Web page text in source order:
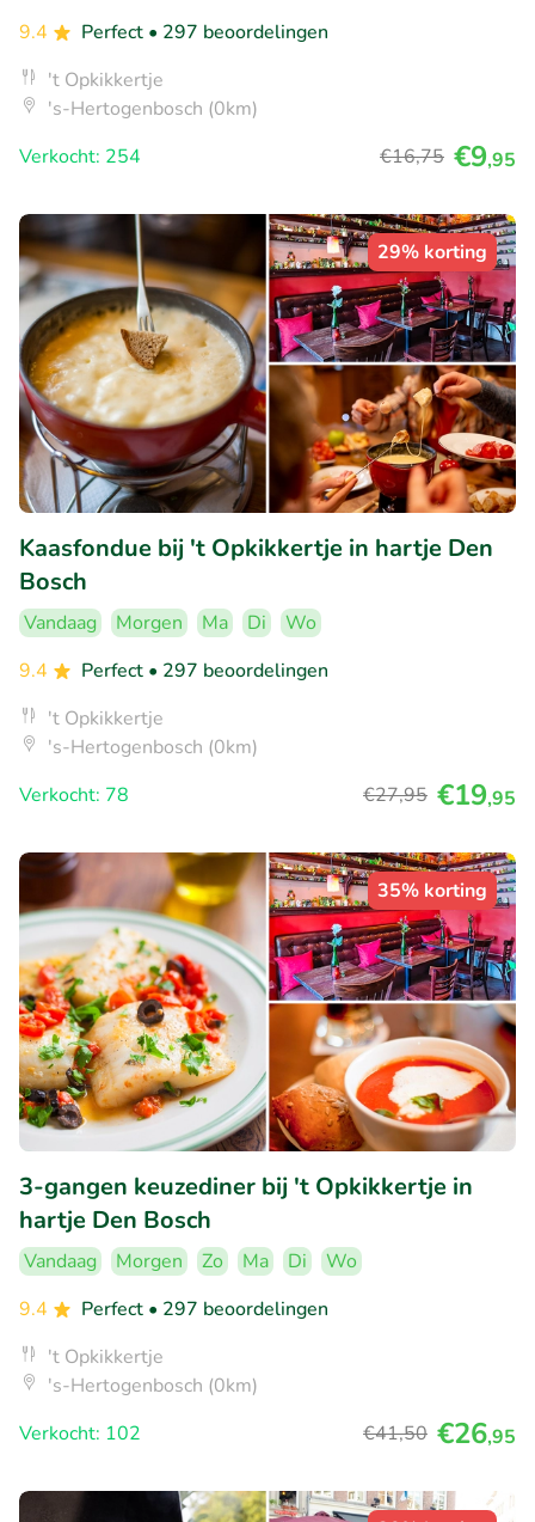
9.4
Perfect • 297 beoordelingen
't Opkikkertje
's-Hertogenbosch (0km)
Verkocht: 254
€16,75 €9,95
29% korting
Kaasfondue bij 't Opkikkertje in hartje Den
Bosch
Vandaag Morgen Ma Di
Wo
9.4
Perfect • 297 beoordelingen
't Opkikkertje
's-Hertogenbosch (0km)
Verkocht: 78
€27,95 €19,95
35% korting
3-gangen keuzediner bij 't Opkikkertje in
hartje Den Bosch
Vandaag Morgen Zo Ma Di
Wo
9.4
Perfect • 297 beoordelingen
't Opkikkertje
's-Hertogenbosch (0km)
Verkocht: 102
€41,50 €26,95